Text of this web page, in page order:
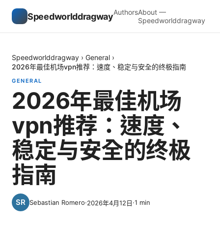
SpeedworlddragwayAuthorsAbout —
Speedworlddragway
Speedworlddragway › General ›
2026年最佳机场vpn推荐：速度、稳定与安全的终极指南
GENERAL
2026年最佳机场
vpn推荐：速度、
稳定与安全的终极
指南
Sebastian Romero·2026年4月12日·1 min